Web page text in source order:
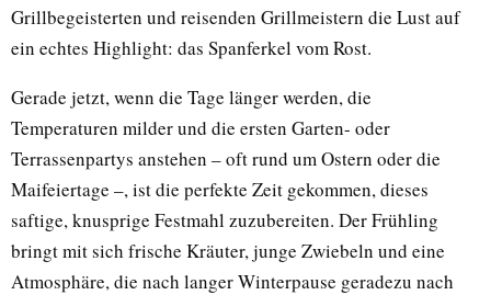
Grillbegeisterten und reisenden Grillmeistern die Lust auf
ein echtes Highlight: das Spanferkel vom Rost.
Gerade jetzt, wenn die Tage länger werden, die
Temperaturen milder und die ersten Garten- oder
Terrassenpartys anstehen – oft rund um Ostern oder die
Maifeiertage –, ist die perfekte Zeit gekommen, dieses
saftige, knusprige Festmahl zuzubereiten. Der Frühling
bringt mit sich frische Kräuter, junge Zwiebeln und eine
Atmosphäre, die nach langer Winterpause geradezu nach